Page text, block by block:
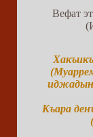
Вефат
Къара